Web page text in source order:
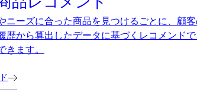
ニーズに合った商品を見つけるごとに、顧
歴から算出したデータに基づくレコメンド
きます。